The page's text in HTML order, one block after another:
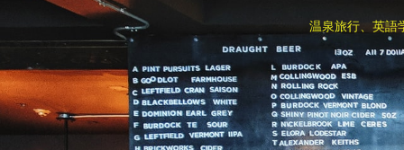
温泉旅行、英語